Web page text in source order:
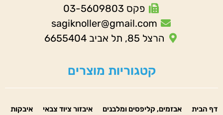
פקס 03-5609803
sagiknoller@gmail.com
הרצל 85, תל אביב 6655404
קטגוריות מוצרים
דף הבית אבזמים, קליפסים ומלבנים איבזור ציוד צבאי איבקות